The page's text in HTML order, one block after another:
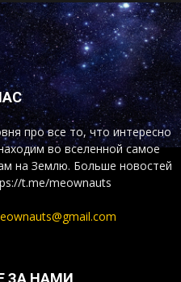
про все то, что интересно
во вселенной самое
на Землю. Больше новостей
t.me/meownauts
ЗА НАМИ